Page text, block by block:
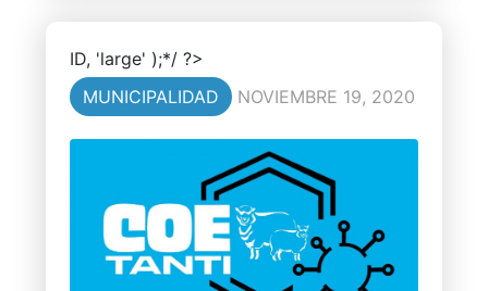
ID, 'large' );*/ ?>
MUNICIPALIDAD
NOVIEMBRE 19, 2020